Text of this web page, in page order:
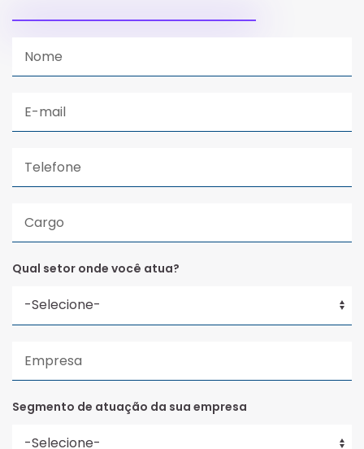
Qual setor onde você atua?
Segmento de atuação da sua empresa